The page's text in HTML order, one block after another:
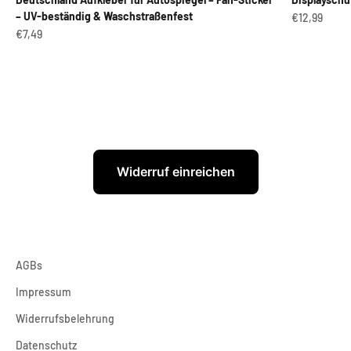
– UV-beständig & Waschstraßenfest
Angebot
€7,49
Angebot
€12,99
Widerruf einreichen
AGBs
Impressum
Widerrufsbelehrung
Datenschutz